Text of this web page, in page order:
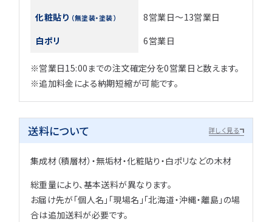
化粧貼り （無塗装・塗装）
8営業日～13営業日
白ポリ
6営業日
※営業日15:00までの注文確定分を0営業日と数えます。
※追加料金による納期短縮が可能です。
送料について 詳しく見る
集成材（積層材）・無垢材・化粧貼り・白ポリなどの木材
総重量により、基本送料が異なります。
お届け先が「個人名」「現場名」「北海道・沖縄・離島」の場
合は追加送料が必要です。